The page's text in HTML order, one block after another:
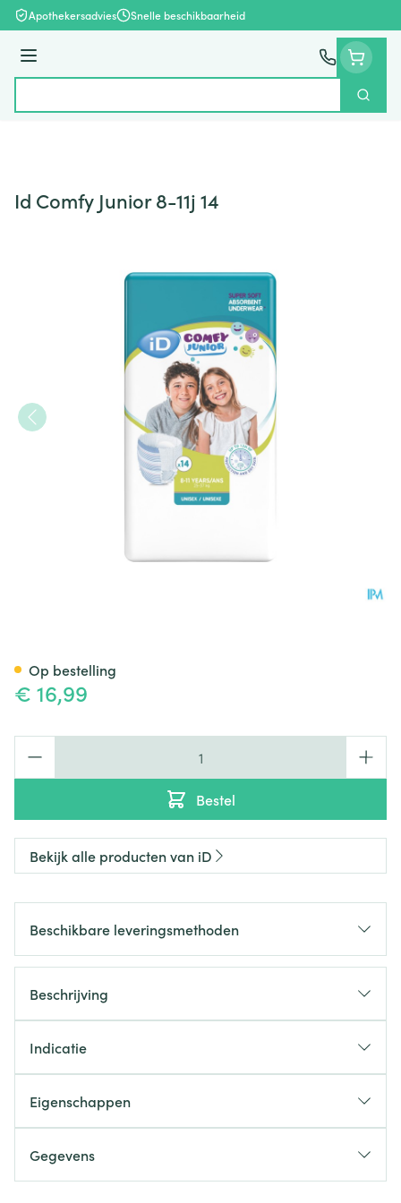
Ga naar de inhoud
Apothekersadvies Snelle beschikbaarheid
Menu
Zoek
Id Comfy Junior 8-11j 14
€ 16,99
Bestel
Op bestelling
Bekijk alle producten van iD
Beschikbare leveringsmethoden
Beschrijving
Indicatie
Eigenschappen
Gegevens